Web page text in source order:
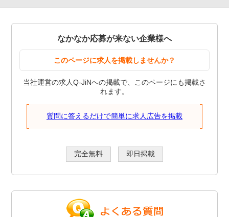
なかなか応募が来ない企業様へ
このページに求人を掲載しませんか？
当社運営の求人Q-JiNへの掲載で、このページにも掲載さ
れます。
質問に答えるだけで簡単に求人広告を掲載
完全無料 即日掲載